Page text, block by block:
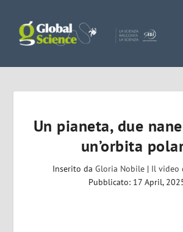
Un pianeta, due
un’orbita
Inserito da Gloria Nobile | Il video
Pubblicato: 17 April,